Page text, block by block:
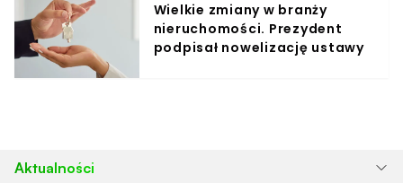
Wielkie zmiany w branży
nieruchomości. Prezydent
podpisał nowelizację ustawy
Aktualności